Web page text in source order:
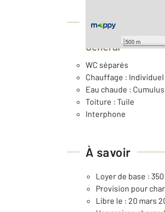
500 m
Équipements
Général
WC séparés
Chauffage :
Eau chaude :
Toiture : Tuile
Interphone
À savoir
Loyer de base :
Provision pour
Libre le : 20 mars